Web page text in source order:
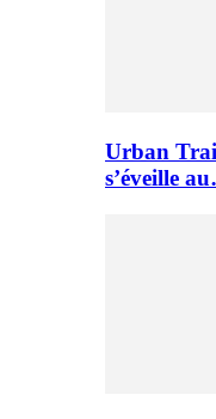
Urban
s’éveille